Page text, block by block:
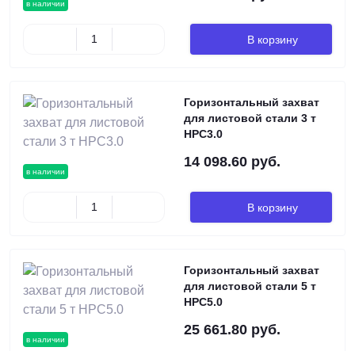
в наличии
В корзину
в наличии
Горизонтальный захват
для листовой стали 3 т
HPC3.0
14 098.60 руб.
В корзину
в наличии
Горизонтальный захват
для листовой стали 5 т
HPC5.0
25 661.80 руб.